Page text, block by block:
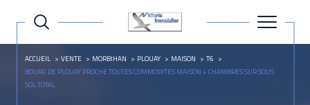
ACCUEIL VENTE MORBIHAN PLOUAY MAISON
T6
BOURG DE PLOUAY PROCHE TOUTES COMMODITES MAISON 4 CHAMBRES SUR SOUS
SOL TOTAL